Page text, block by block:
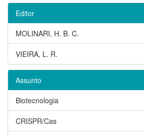
Editor
MOLINARI, H. B. C.
VIEIRA, L. R.
Assunto
Biotecnologia
CRISPR/Cas